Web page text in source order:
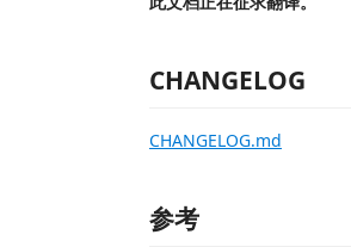
CHANGELOG
CHANGELOG.md
参考